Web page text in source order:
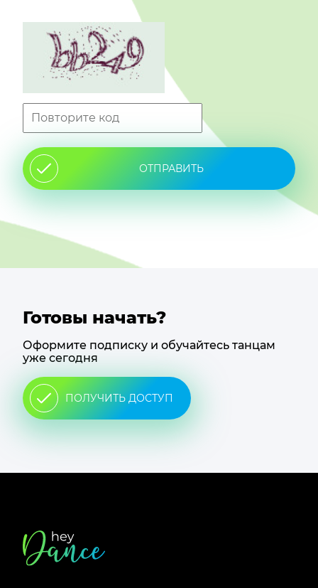
ОТПРАВИТЬ
Готовы начать?
Оформите подписку и обучайтесь танцам
уже сегодня
ПОЛУЧИТЬ ДОСТУП
Футер
сайта